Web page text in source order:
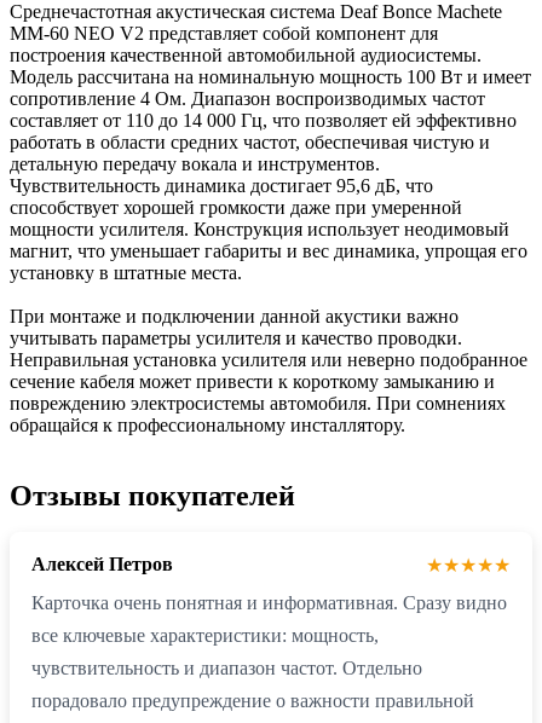
Среднечастотная акустическая система Deaf Bonce Machete
MM-60 NEO V2 представляет собой компонент для
построения качественной автомобильной аудиосистемы.
Модель рассчитана на номинальную мощность 100 Вт и имеет
сопротивление 4 Ом. Диапазон воспроизводимых частот
составляет от 110 до 14 000 Гц, что позволяет ей эффективно
работать в области средних частот, обеспечивая чистую и
детальную передачу вокала и инструментов.
Чувствительность динамика достигает 95,6 дБ, что
способствует хорошей громкости даже при умеренной
мощности усилителя. Конструкция использует неодимовый
магнит, что уменьшает габариты и вес динамика, упрощая его
установку в штатные места.
При монтаже и подключении данной акустики важно
учитывать параметры усилителя и качество проводки.
Неправильная установка усилителя или неверно подобранное
сечение кабеля может привести к короткому замыканию и
повреждению электросистемы автомобиля. При сомнениях
обращайся к профессиональному инсталлятору.
Отзывы покупателей
Алексей Петров
★★★★★
Карточка очень понятная и информативная. Сразу видно
все ключевые характеристики: мощность,
чувствительность и диапазон частот. Отдельно
порадовало предупреждение о важности правильной